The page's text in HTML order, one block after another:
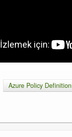
Azure Policy Definition